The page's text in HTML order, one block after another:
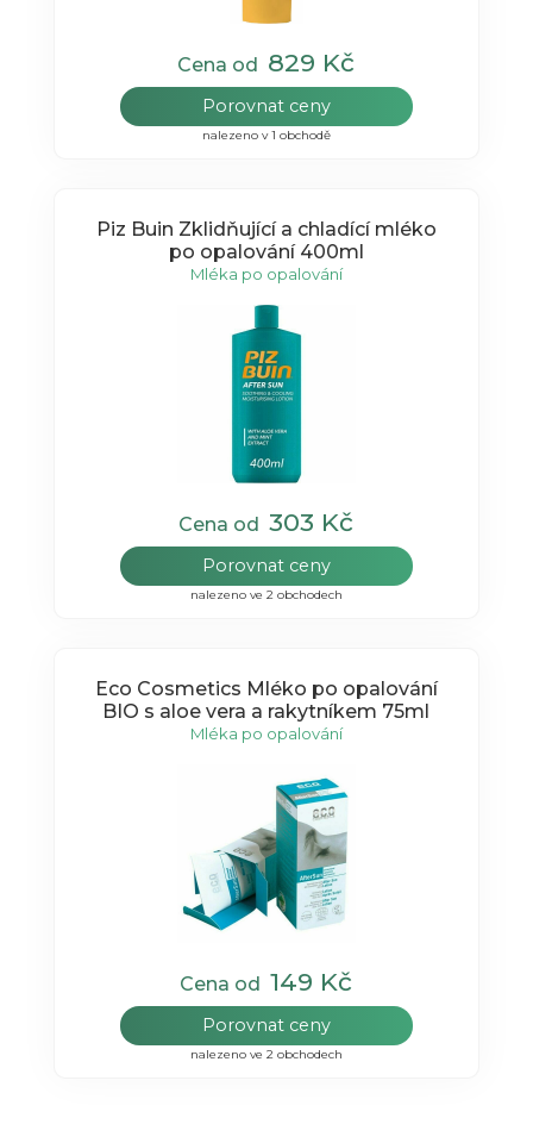
Cena od 829 Kč
Porovnat ceny
nalezeno v 1 obchodě
Piz Buin Zklidňující a chladící mléko
po opalování 400ml
Mléka po opalování
Cena od303 Kč
Porovnat ceny
nalezeno ve 2 obchodech
Eco Cosmetics Mléko po opalování
BIO s aloe vera a rakytníkem 75ml
Mléka po opalování
Cena od149 Kč
Porovnat ceny
nalezeno ve 2 obchodech